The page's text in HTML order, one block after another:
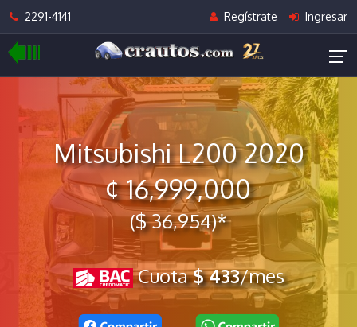
2291-4141 Regístrate Ingresar
Mitsubishi L200 2020
¢ 16,999,000
($ 36,954)*
Cuota$ 433/mes